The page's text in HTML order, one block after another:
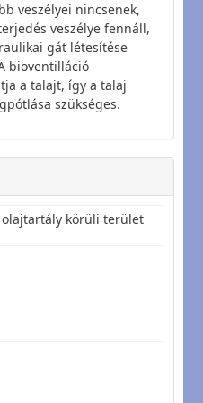
veszélyei nincsenek,
veszélye fennáll,
gát létesítése
bioventilláció
a talajt, így a talaj
szükséges.
körüli terület